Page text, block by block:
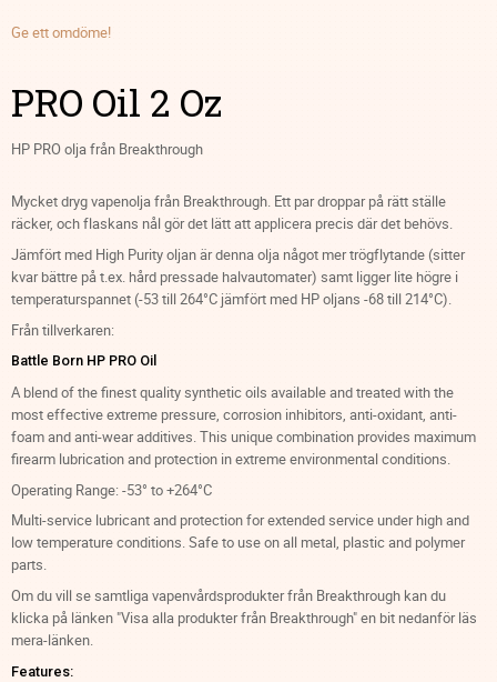
Ge ett omdöme!
PRO Oil 2 Oz
HP PRO olja från Breakthrough
Mycket dryg vapenolja från Breakthrough. Ett par droppar på rätt ställe
räcker, och flaskans nål gör det lätt att applicera precis där det behövs.
Jämfört med High Purity oljan är denna olja något mer trögflytande (sitter
kvar bättre på t.ex. hård pressade halvautomater) samt ligger lite högre i
temperaturspannet (-53 till 264°C jämfört med HP oljans -68 till 214°C).
Från tillverkaren:
Battle Born HP PRO Oil
A blend of the finest quality synthetic oils available and treated with the
most effective extreme pressure, corrosion inhibitors, anti-oxidant, anti-
foam and anti-wear additives. This unique combination provides maximum
firearm lubrication and protection in extreme environmental conditions.
Operating Range: -53° to +264°C
Multi-service lubricant and protection for extended service under high and
low temperature conditions. Safe to use on all metal, plastic and polymer
parts.
Om du vill se samtliga vapenvårdsprodukter från Breakthrough kan du
klicka på länken "Visa alla produkter från Breakthrough" en bit nedanför läs
mera-länken.
Features: